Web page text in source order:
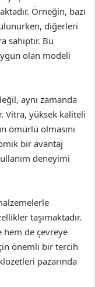
Örneğin, bazı
diğerleri
sahiptir. Bu
olan modeli
aynı zamanda
Vitra, yüksek kaliteli
ömürlü olmasını
bir avantaj
deneyimi
taşımaktadır.
de çevreye
önemli bir tercih
pazarında